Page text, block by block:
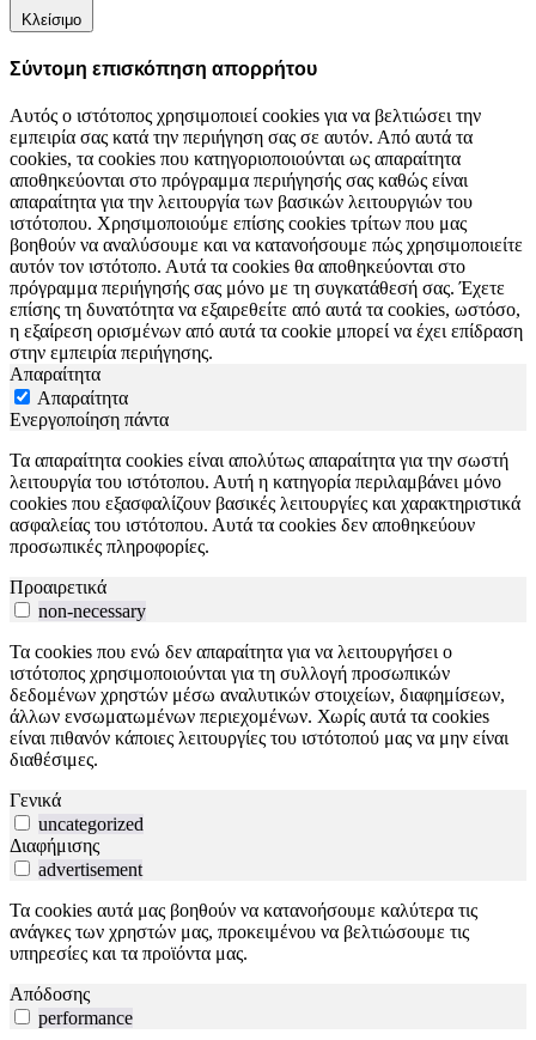
Κλείσιμο
Σύντομη επισκόπηση απορρήτου
Αυτός ο ιστότοπος χρησιμοποιεί cookies για να βελτιώσει την
εμπειρία σας κατά την περιήγηση σας σε αυτόν. Από αυτά τα
cookies, τα cookies που κατηγοριοποιούνται ως απαραίτητα
αποθηκεύονται στο πρόγραμμα περιήγησής σας καθώς είναι
απαραίτητα για την λειτουργία των βασικών λειτουργιών του
ιστότοπου. Χρησιμοποιούμε επίσης cookies τρίτων που μας
βοηθούν να αναλύσουμε και να κατανοήσουμε πώς χρησιμοποιείτε
αυτόν τον ιστότοπο. Αυτά τα cookies θα αποθηκεύονται στο
πρόγραμμα περιήγησής σας μόνο με τη συγκατάθεσή σας. Έχετε
επίσης τη δυνατότητα να εξαιρεθείτε από αυτά τα cookies, ωστόσο,
η εξαίρεση ορισμένων από αυτά τα cookie μπορεί να έχει επίδραση
στην εμπειρία περιήγησης.
Απαραίτητα
Απαραίτητα
Ενεργοποίηση πάντα
Τα απαραίτητα cookies είναι απολύτως απαραίτητα για την σωστή
λειτουργία του ιστότοπου. Αυτή η κατηγορία περιλαμβάνει μόνο
cookies που εξασφαλίζουν βασικές λειτουργίες και χαρακτηριστικά
ασφαλείας του ιστότοπου. Αυτά τα cookies δεν αποθηκεύουν
προσωπικές πληροφορίες.
Προαιρετικά
non-necessary
Τα cookies που ενώ δεν απαραίτητα για να λειτουργήσει ο
ιστότοπος χρησιμοποιούνται για τη συλλογή προσωπικών
δεδομένων χρηστών μέσω αναλυτικών στοιχείων, διαφημίσεων,
άλλων ενσωματωμένων περιεχομένων. Χωρίς αυτά τα cookies
είναι πιθανόν κάποιες λειτουργίες του ιστότοπού μας να μην είναι
διαθέσιμες.
Γενικά
uncategorized
Διαφήμισης
advertisement
Τα cookies αυτά μας βοηθούν να κατανοήσουμε καλύτερα τις
ανάγκες των χρηστών μας, προκειμένου να βελτιώσουμε τις
υπηρεσίες και τα προϊόντα μας.
Απόδοσης
performance